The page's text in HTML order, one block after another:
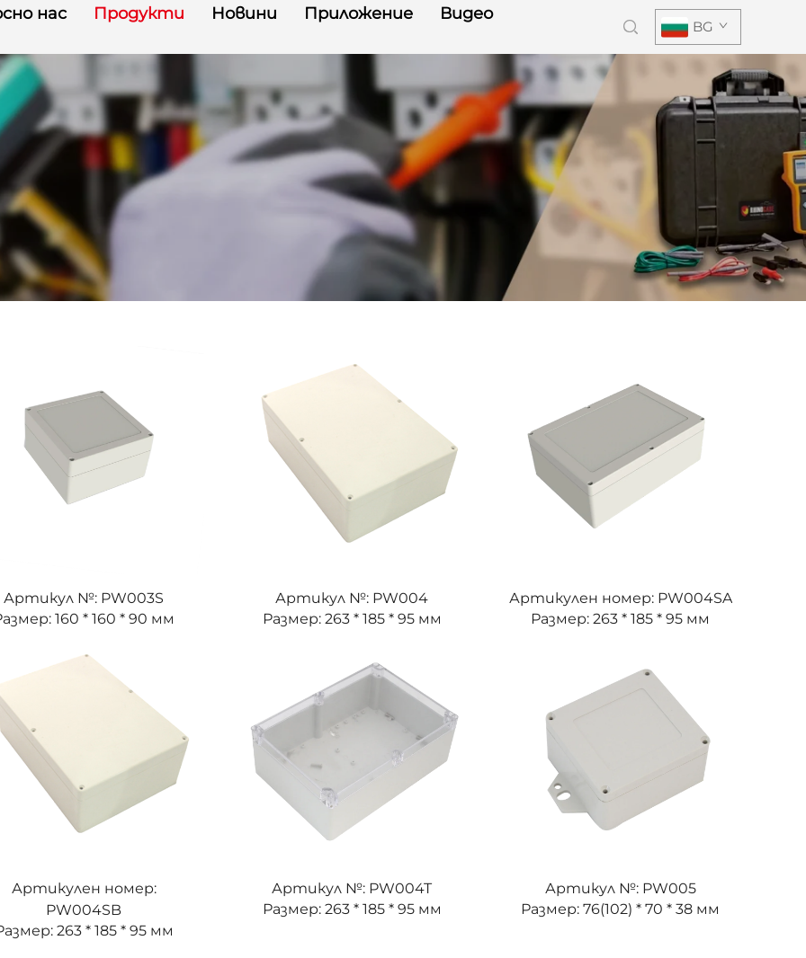
нас Продукти Новини Приложение Видео
BG
Артикул №: PW003S
160 * 160 * 90 мм
Артикул №: PW004
Размер: 263 * 185 * 95 мм
Артикулен номер: PW004SA
Размер: 263 * 185 * 95 мм
Артикулен номер:
PW004SB
263 * 185 * 95 мм
Артикул №: PW004T
Размер: 263 * 185 * 95 мм
Артикул №: PW005
Размер: 76(102) * 70 * 38 мм